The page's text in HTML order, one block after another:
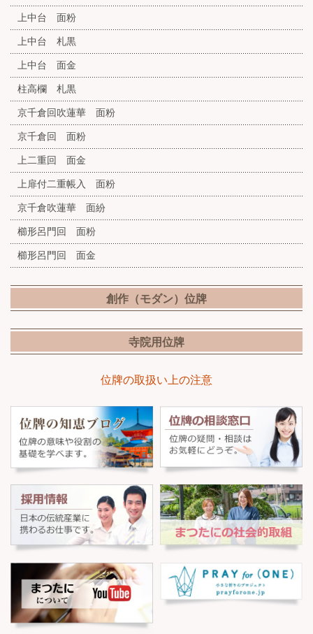
上中台 面粉
上中台 札黒
上中台 面金
柱高欄 札黒
京千倉回吹蓮華 面粉
京千倉回 面粉
上二重回 面金
上扉付二重帳入 面粉
京千倉吹蓮華 面紛
櫛形呂門回 面粉
櫛形呂門回 面金
創作（モダン）位牌
寺院用位牌
位牌の取扱い上の注意